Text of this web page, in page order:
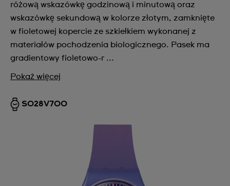
różową wskazówkę godzinową i minutową oraz
wskazówkę sekundową w kolorze złotym, zamknięte
w fioletowej kopercie ze szkiełkiem wykonanej z
materiałów pochodzenia biologicznego. Pasek ma
gradientowy fioletowo-r ...
Pokaż więcej
SO28V700